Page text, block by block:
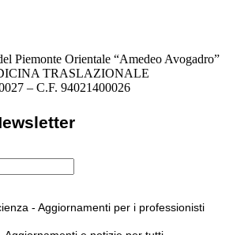
Piemonte Orientale “Amedeo Avogadro”
TRASLAZIONALE
– C.F. 94021400026
- Aggiornamenti per i professionisti